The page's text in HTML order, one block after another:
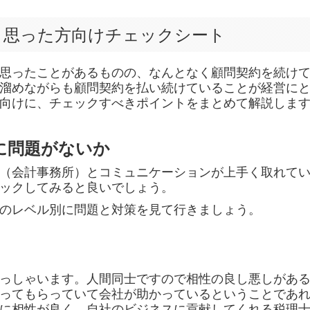
った方向けチェックシート
たことがあるものの、なんとなく顧問契約を続け
めながらも顧問契約を払い続けていることが経営に
けに、チェックすべきポイントをまとめて解説しま
問題がないか
計事務所）とコミュニケーションが上手く取れて
クしてみると良いでしょう。
ベル別に問題と対策を見て行きましょう。
ゃいます。人間同士ですので相性の良し悪しがあ
てもらっていて会社が助かっているということであ